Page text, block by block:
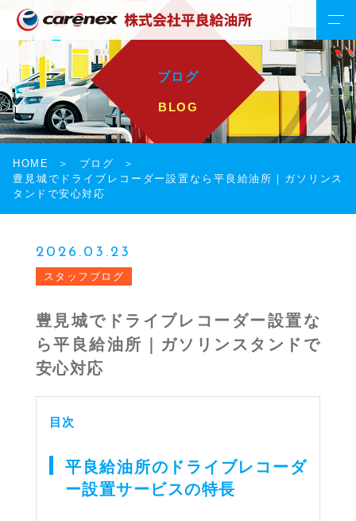
ブログ
BLOG
HOME
ブログ
豊見城でドライブレコーダー設置なら平良給油所｜ガソリンス
タンドで安心対応
2026.03.23
スタッフブログ
豊見城でドライブレコーダー設置な
ら平良給油所｜ガソリンスタンドで
安心対応
目次
平良給油所のドライブレコーダ
ー設置サービスの特長